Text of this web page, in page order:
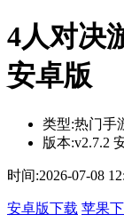
4人对决
安卓版
类型:热门手
版本:v2.7.2
时间:2026-07-08
安卓版下载 苹果